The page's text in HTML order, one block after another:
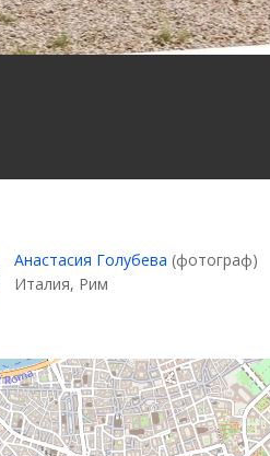
Анастасия Голубева (фотограф)
Италия, Рим